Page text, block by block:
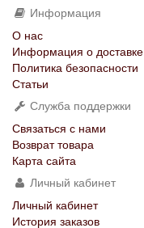
Информация
О нас
Информация о доставке
Политика безопасности
Статьи
Служба поддержки
Связаться с нами
Возврат товара
Карта сайта
Личный кабинет
Личный кабинет
История заказов